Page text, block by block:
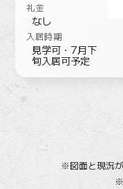
礼金
なし
入居時期
見学可・7月下
旬入居可予定
※図面と現況